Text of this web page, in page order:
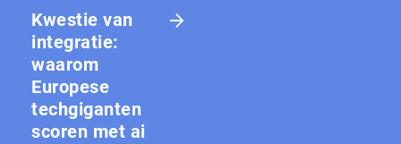
Kwestie van
integratie:
waarom
Europese
techgiganten
scoren met ai